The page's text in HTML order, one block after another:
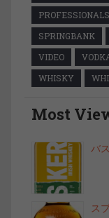
PROFESSIONALS
SPRINGBANK
VIDEO
WHISKY
Most
バ
ス